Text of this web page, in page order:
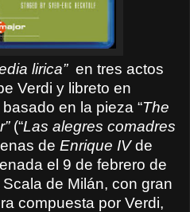
lirica”en tres actos
Verdi y libreto en
en la pieza “The
(“Las alegres comadres
de Enrique IVde
el 9 de febrero de
de Milán, con gran
compuesta por Verdi,